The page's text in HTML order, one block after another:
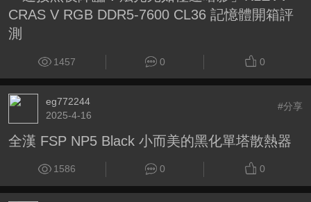
CRAS V RGB DDR5-7600 CL36 記憶體開箱評
測
1457 0 0
eg772244
2025-4-16
#分享
全漢 FSP NP5 Black 小而美的黑化單塔散熱器
1586 0 0